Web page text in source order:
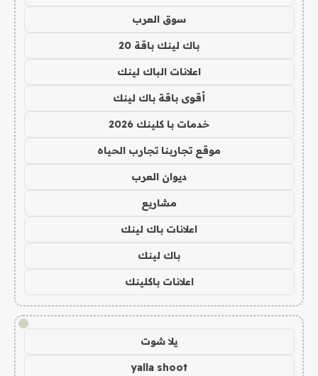
سوق العرب
باك لينك باقة 20
اعلانات الباك لينك
أقوى باقة باك لينك
خدمات با كلينك 2026
موقع تجاربنا تجارب الحياه
ديوان العرب
مشاريع
اعلانات باك لينك
باك لينك
اعلانات باكلينك
!
يلا شوت
yalla shoot